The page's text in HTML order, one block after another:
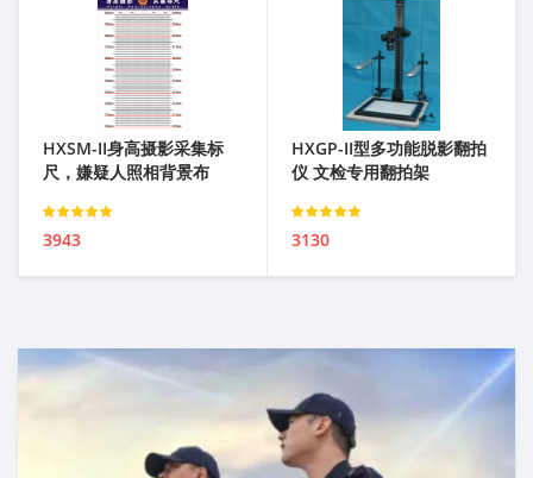
HXSM-II身高摄影采集标
尺，嫌疑人照相背景布
Rated
3.00out of 5
3943
HXGP-II型多功能脱影翻拍
仪 文检专用翻拍架
Rated
3.00out of 5
3130